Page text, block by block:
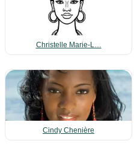
Christelle Marie-L…
Cindy Chenière